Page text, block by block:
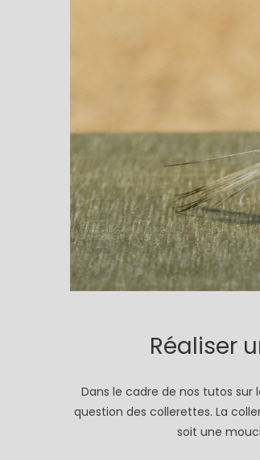
Réaliser
Dans le cadre de nos tutos sur
question des collerettes. La
soit une
Nymphe